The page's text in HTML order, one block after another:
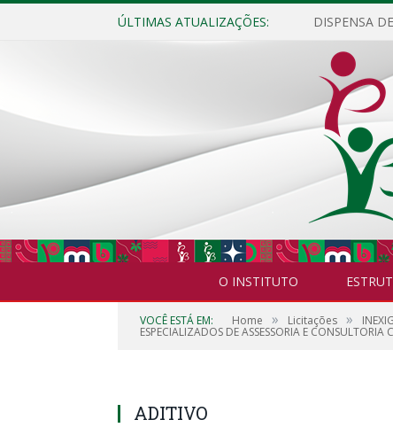
ÚLTIMAS ATUALIZAÇÕES:
O INSTITUTO
VOCÊ ESTÁ EM: Home » Licitações »
ESPECIALIZADOS DE ASSESSORIA E
ADITIVO